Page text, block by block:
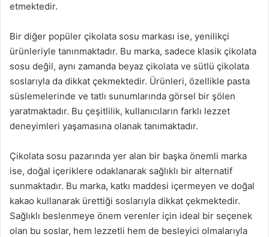
etmektedir.
Bir diğer popüler çikolata sosu markası ise, yenilikçi
ürünleriyle tanınmaktadır. Bu marka, sadece klasik çikolata
sosu değil, aynı zamanda beyaz çikolata ve sütlü çikolata
soslarıyla da dikkat çekmektedir. Ürünleri, özellikle pasta
süslemelerinde ve tatlı sunumlarında görsel bir şölen
yaratmaktadır. Bu çeşitlilik, kullanıcıların farklı lezzet
deneyimleri yaşamasına olanak tanımaktadır.
Çikolata sosu pazarında yer alan bir başka önemli marka
ise, doğal içeriklere odaklanarak sağlıklı bir alternatif
sunmaktadır. Bu marka, katkı maddesi içermeyen ve doğal
kakao kullanarak ürettiği soslarıyla dikkat çekmektedir.
Sağlıklı beslenmeye önem verenler için ideal bir seçenek
olan bu soslar, hem lezzetli hem de besleyici olmalarıyla